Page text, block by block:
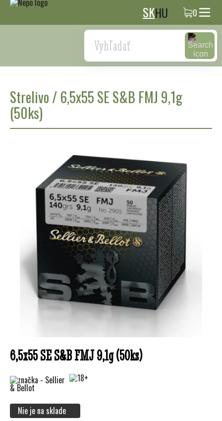
SKHU 0
Search
Strelivo/6,5x55 SE S&B FMJ 9,1g
(50ks)
6,5x55 SE S&B FMJ 9,1g (50ks)
Nie je na sklade